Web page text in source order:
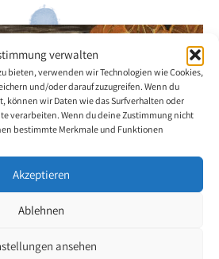
verwalten
bieten, verwenden wir Technologien wie Cookies,
und/oder darauf zuzugreifen. Wenn du
können wir Daten wie das Surfverhalten oder
verarbeiten. Wenn du deine Zustimmung nicht
bestimmte Merkmale und Funktionen
Akzeptieren
Ablehnen
ansehen